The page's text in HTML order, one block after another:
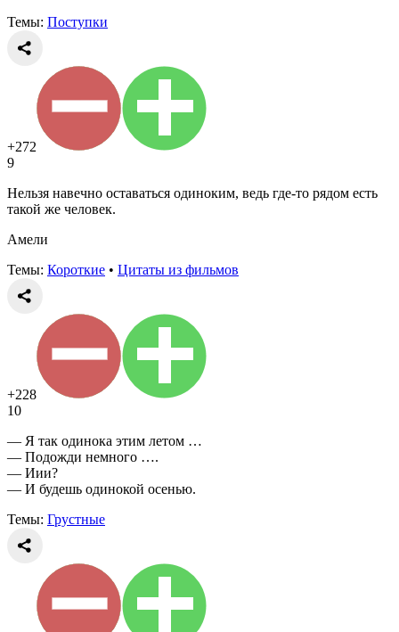
Темы: Поступки
+272
9
Нельзя навечно оставаться одиноким, ведь где-то рядом есть
такой же человек.
Амели
Темы: Короткие • Цитаты из фильмов
+228
10
— Я так одинока этим летом …
— Подожди немного ….
— Иии?
— И будешь одинокой осенью.
Темы: Грустные